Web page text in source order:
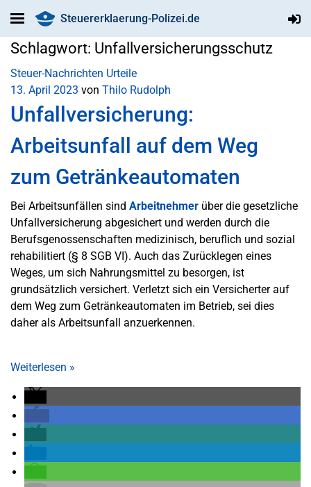
Steuererklaerung-Polizei.de
Schlagwort: Unfallversicherungsschutz
Steuer-Nachrichten Urteile
13. April 2023 von Thilo Rudolph
Unfallversicherung:
Arbeitsunfall auf dem Weg
zum Getränkeautomaten
Bei Arbeitsunfällen sind Arbeitnehmer über die gesetzliche
Unfallversicherung abgesichert und werden durch die
Berufsgenossenschaften medizinisch, beruflich und sozial
rehabilitiert (§ 8 SGB VI). Auch das Zurücklegen eines
Weges, um sich Nahrungsmittel zu besorgen, ist
grundsätzlich versichert. Verletzt sich ein Versicherter auf
dem Weg zum Getränkeautomaten im Betrieb, sei dies
daher als Arbeitsunfall anzuerkennen.
Weiterlesen »